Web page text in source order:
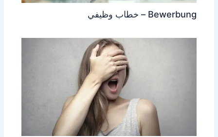
Bewerbung – خطاب وظيفي